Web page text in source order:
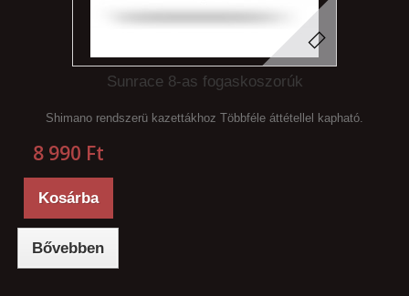
Sunrace 8-as fogaskoszorúk
Shimano rendszerü kazettákhoz Többféle áttétellel kapható.
8 990 Ft‎
Kosárba
Bővebben